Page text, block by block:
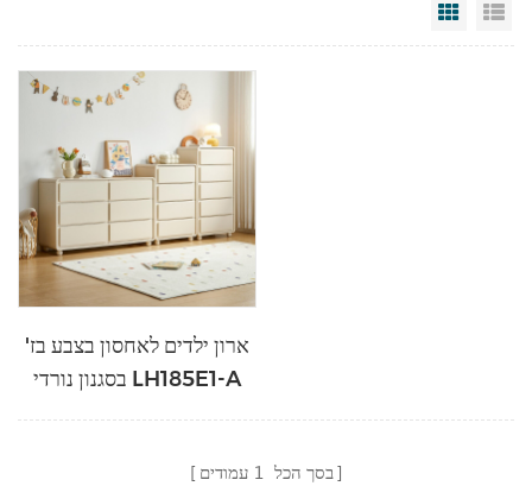
Grid
ארון ילדים לאחסון בצבע בז'
בסגנון נורדי LH185E1-A
בסך הכל 1 עמודים